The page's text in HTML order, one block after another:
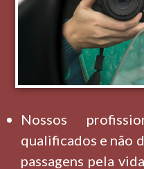
Nossos
qualificados e não
passagens pela